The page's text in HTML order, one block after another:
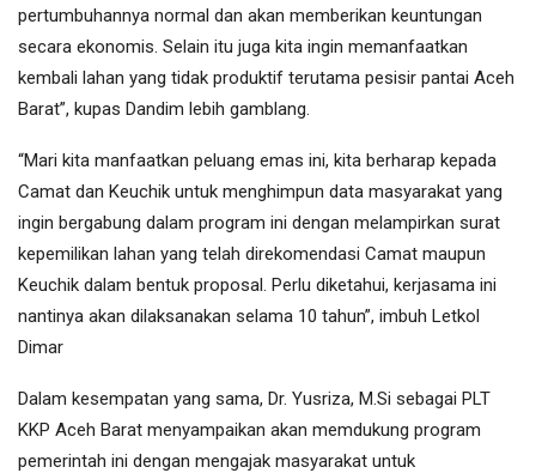
pertumbuhannya normal dan akan memberikan keuntungan
secara ekonomis. Selain itu juga kita ingin memanfaatkan
kembali lahan yang tidak produktif terutama pesisir pantai Aceh
Barat”, kupas Dandim lebih gamblang.
“Mari kita manfaatkan peluang emas ini, kita berharap kepada
Camat dan Keuchik untuk menghimpun data masyarakat yang
ingin bergabung dalam program ini dengan melampirkan surat
kepemilikan lahan yang telah direkomendasi Camat maupun
Keuchik dalam bentuk proposal. Perlu diketahui, kerjasama ini
nantinya akan dilaksanakan selama 10 tahun”, imbuh Letkol
Dimar
Dalam kesempatan yang sama, Dr. Yusriza, M.Si sebagai PLT
KKP Aceh Barat menyampaikan akan memdukung program
pemerintah ini dengan mengajak masyarakat untuk